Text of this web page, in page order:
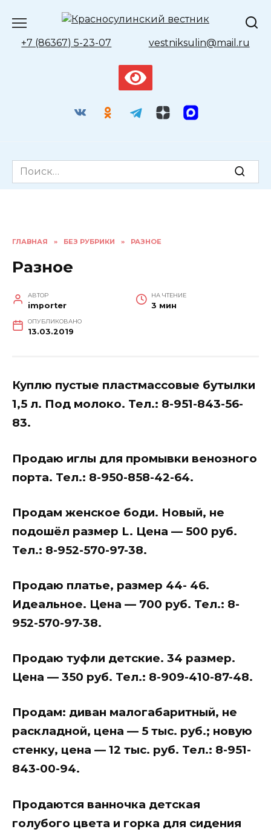
содержанию
+7 (86367) 5-23-07 vestniksulin@mail.ru
Search
for:
ГЛАВНАЯ » БЕЗ РУБРИКИ » РАЗНОЕ
Разное
АВТОР
importer
НА ЧТЕНИЕ
3 мин
ОПУБЛИКОВАНО
13.03.2019
Куплю пустые пластмассовые бутылки
1,5 л. Под молоко. Тел.: 8-951-843-56-
83.
Продаю иглы для промывки венозного
порта. Тел.: 8-950-858-42-64.
Продам женское боди. Новый, не
подошёл размер L. Цена — 500 руб.
Тел.: 8-952-570-97-38.
Продаю платье, размер 44- 46.
Идеальное. Цена — 700 руб. Тел.: 8-
952-570-97-38.
Продаю туфли детские. 34 размер.
Цена — 350 руб. Тел.: 8-909-410-87-48.
Продам: диван малогабаритный, не
раскладной, цена — 5 тыс. руб.; новую
стенку, цена — 12 тыс. руб. Тел.: 8-951-
843-00-94.
Продаются ванночка детская
голубого цвета и горка для сидения